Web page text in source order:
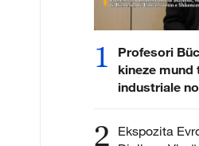
1
Profesori
kineze mund
industriale
2 Ekspozita